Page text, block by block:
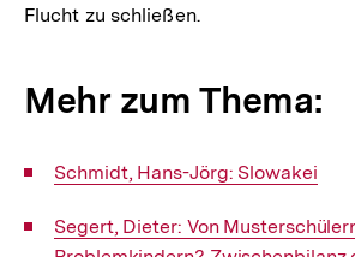
Flucht zu schließen.
Mehr zum Thema:
Interner
Schmidt, Hans-Jörg: Slowakei
Interner
Segert, Dieter: Von